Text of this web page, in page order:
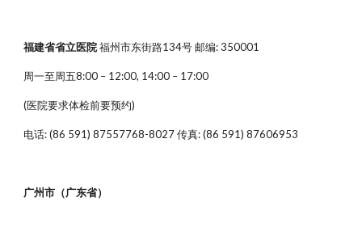
福建省省立医院福州市东街路134号 邮编: 350001
周一至周五8:00 – 12:00, 14:00 – 17:00
(医院要求体检前要预约)
电话: (86 591) 87557768-8027 传真: (86 591) 87606953
广州市（广东省）